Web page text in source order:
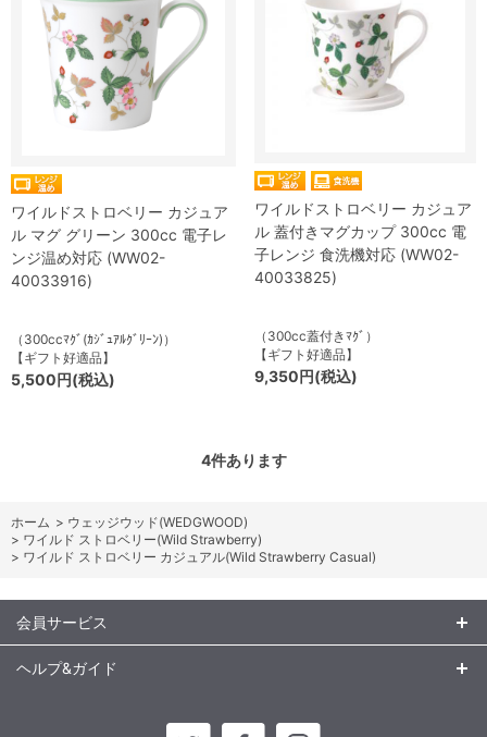
ワイルドストロベリー カジュア
ル マグ グリーン 300cc 電子レ
ンジ温め対応 (WW02-
40033916)
（300ccﾏｸﾞ(ｶｼﾞｭｱﾙｸﾞﾘｰﾝ)）
【ギフト好適品】
5,500円(税込)
ワイルドストロベリー カジュア
ル 蓋付きマグカップ 300cc 電
子レンジ 食洗機対応 (WW02-
40033825)
（300cc蓋付きﾏｸﾞ）
【ギフト好適品】
9,350円(税込)
4件あります
ホーム > ウェッジウッド(WEDGWOOD)
> ワイルド ストロベリー(Wild Strawberry)
> ワイルド ストロベリー カジュアル(Wild Strawberry Casual)
会員サービス
ヘルプ&ガイド